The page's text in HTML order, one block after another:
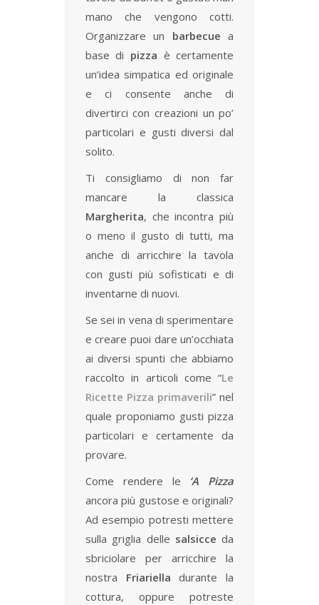
mano che vengono cotti.
Organizzare un barbecue a
base di pizza è certamente
un’idea simpatica ed originale
e ci consente anche di
divertirci con creazioni un po’
particolari e gusti diversi dal
solito.
Ti consigliamo di non far
mancare la classica
Margherita, che incontra più
o meno il gusto di tutti, ma
anche di arricchire la tavola
con gusti più sofisticati e di
inventarne di nuovi.
Se sei in vena di sperimentare
e creare puoi dare un’occhiata
ai diversi spunti che abbiamo
raccolto in articoli come “Le
Ricette Pizza primaverili” nel
quale proponiamo gusti pizza
particolari e certamente da
provare.
Come rendere le ‘A Pizza
ancora più gustose e originali?
Ad esempio potresti mettere
sulla griglia delle salsicce da
sbriciolare per arricchire la
nostra Friariella durante la
cottura, oppure potreste